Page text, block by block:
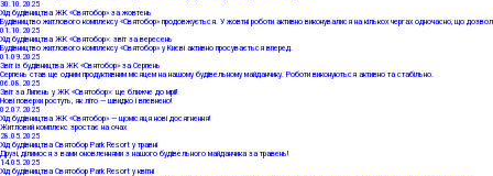
30.10.2025
Хід будівництва ЖК «Святобор» за жовтень
Будівництво житлового комплексу «Святобор» продовжується. У жовтні роботи активно виконувалися на кількох чергах одночасно, що
01 .10.2025
Хід будівництва ЖК «Святобор»: звіт за вересень
Будівництво житлового комплексу «Святобор» у Києві активно просувається вперед.
01 .09.2025
Звіт із будівництва ЖК «Святобор» за Серпень
Серпень став ще одним продуктивним місяцем на нашому будівельному майданчику. Роботи виконуються активно та стабільно.
06.08.2025
Звіт за Липень у ЖК «Святобор»: ще ближче до мрії!
Нові поверхи ростуть, як літо — швидко і впевнено!
02.07.2025
Хід будівництва ЖК «Святобор» — щомісяця нові досягнення!
Житловий комплекс зростає на очах
28.05.2025
Хід будівництва Святобор Park Resort у травні
Друзі, ділимося з вами оновленнями з нашого будівельного майданчика за травень!
14.05.2025
Хід будівництва Святобор Park Resort у квітні